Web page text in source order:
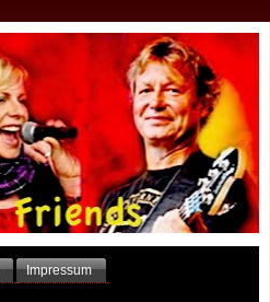
Impressum